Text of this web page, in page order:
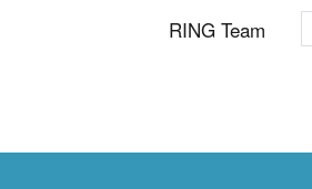
RING Team